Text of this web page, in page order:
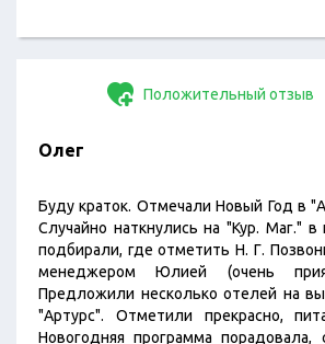
Положительный отзыв
Олег
Буду краток. Отмечали Новый Год в
Случайно наткнулись на "Кур. Маг." в
подбирали, где отметить Н. Г.
менеджером Юлией (очень
Предложили несколько отелей на
"Артурс". Отметили прекрасно,
Новогодняя программа порадовала,